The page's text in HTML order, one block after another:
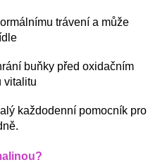
trávení a může
buňky před oxidačním
vitalitu
každodenní pomocník pro